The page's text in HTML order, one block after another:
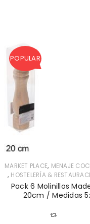
POPULAR
MARKET PLACE, MENAJE
, HOSTELERÍA &
Pack 6 Molinillos
20cm / Medidas
COMPARAR